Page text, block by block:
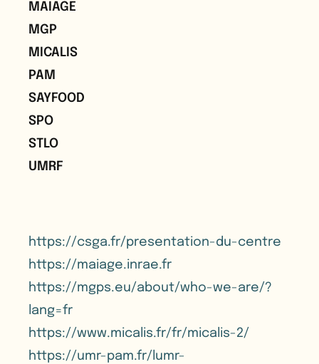
MAIAGE
MGP
MICALIS
PAM
SAYFOOD
SPO
STLO
UMRF
https://csga.fr/presentation-du-centre
https://maiage.inrae.fr
https://mgps.eu/about/who-we-are/?
lang=fr
https://www.micalis.fr/fr/micalis-2/
https://umr-pam.fr/lumr-